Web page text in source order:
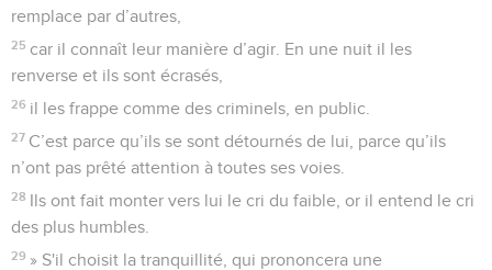
remplace par d’autres,
25 car il connaît leur manière d’agir. En une nuit il les
renverse et ils sont écrasés,
26 il les frappe comme des criminels, en public.
27 C’est parce qu’ils se sont détournés de lui, parce qu’ils
n’ont pas prêté attention à toutes ses voies.
28 Ils ont fait monter vers lui le cri du faible, or il entend le cri
des plus humbles.
29 » S'il choisit la tranquillité, qui prononcera une